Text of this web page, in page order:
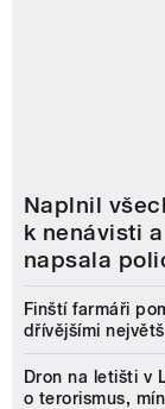
Naplnil
k nenávisti
napsala
Finští farmáři
dřívějšími
Dron na letišti v
o terorismus,